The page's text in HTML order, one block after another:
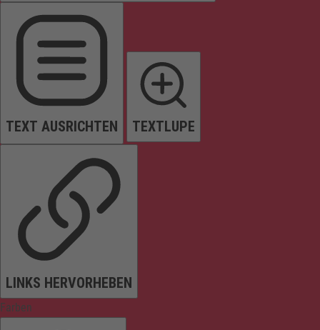
TEXT AUSRICHTEN TEXTLUPE
LINKS HERVORHEBEN
Farben